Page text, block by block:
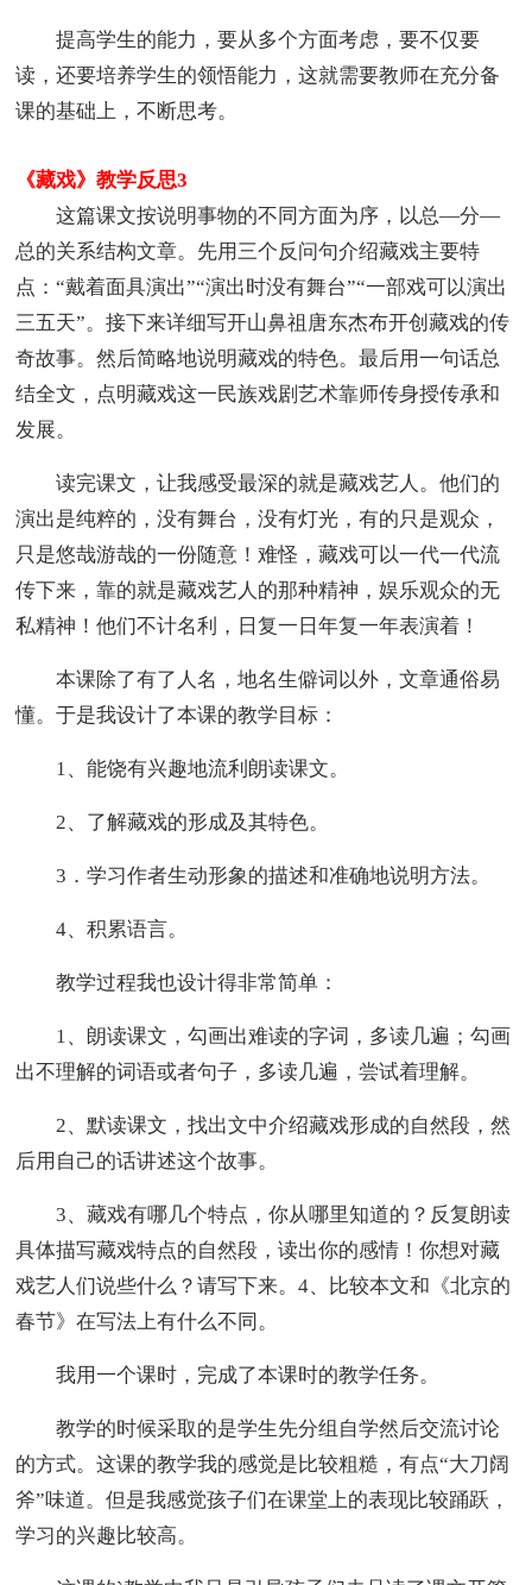
提高学生的能力，要从多个方面考虑，要不仅要
读，还要培养学生的领悟能力，这就需要教师在充分备
课的基础上，不断思考。
《藏戏》教学反思3
这篇课文按说明事物的不同方面为序，以总—分—
总的关系结构文章。先用三个反问句介绍藏戏主要特
点：“戴着面具演出”“演出时没有舞台”“一部戏可以演出
三五天”。接下来详细写开山鼻祖唐东杰布开创藏戏的传
奇故事。然后简略地说明藏戏的特色。最后用一句话总
结全文，点明藏戏这一民族戏剧艺术靠师传身授传承和
发展。
读完课文，让我感受最深的就是藏戏艺人。他们的
演出是纯粹的，没有舞台，没有灯光，有的只是观众，
只是悠哉游哉的一份随意！难怪，藏戏可以一代一代流
传下来，靠的就是藏戏艺人的那种精神，娱乐观众的无
私精神！他们不计名利，日复一日年复一年表演着！
本课除了有了人名，地名生僻词以外，文章通俗易
懂。于是我设计了本课的教学目标：
1、能饶有兴趣地流利朗读课文。
2、了解藏戏的形成及其特色。
3．学习作者生动形象的描述和准确地说明方法。
4、积累语言。
教学过程我也设计得非常简单：
1、朗读课文，勾画出难读的字词，多读几遍；勾画
出不理解的词语或者句子，多读几遍，尝试着理解。
2、默读课文，找出文中介绍藏戏形成的自然段，然
后用自己的话讲述这个故事。
3、藏戏有哪几个特点，你从哪里知道的？反复朗读
具体描写藏戏特点的自然段，读出你的感情！你想对藏
戏艺人们说些什么？请写下来。4、比较本文和《北京的
春节》在写法上有什么不同。
我用一个课时，完成了本课时的教学任务。
教学的时候采取的是学生先分组自学然后交流讨论
的方式。这课的教学我的感觉是比较粗糙，有点“大刀阔
斧”味道。但是我感觉孩子们在课堂上的表现比较踊跃，
学习的兴趣比较高。